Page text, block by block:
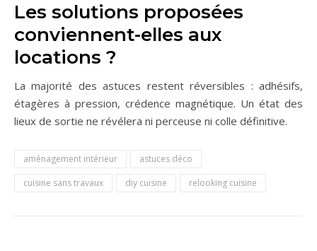
Les solutions proposées
conviennent-elles aux
locations ?
La majorité des astuces restent réversibles : adhésifs,
étagères à pression, crédence magnétique. Un état des
lieux de sortie ne révélera ni perceuse ni colle définitive.
aménagement intérieur
astuces déco
cuisine sans travaux
diy cuisine relooking cuisine